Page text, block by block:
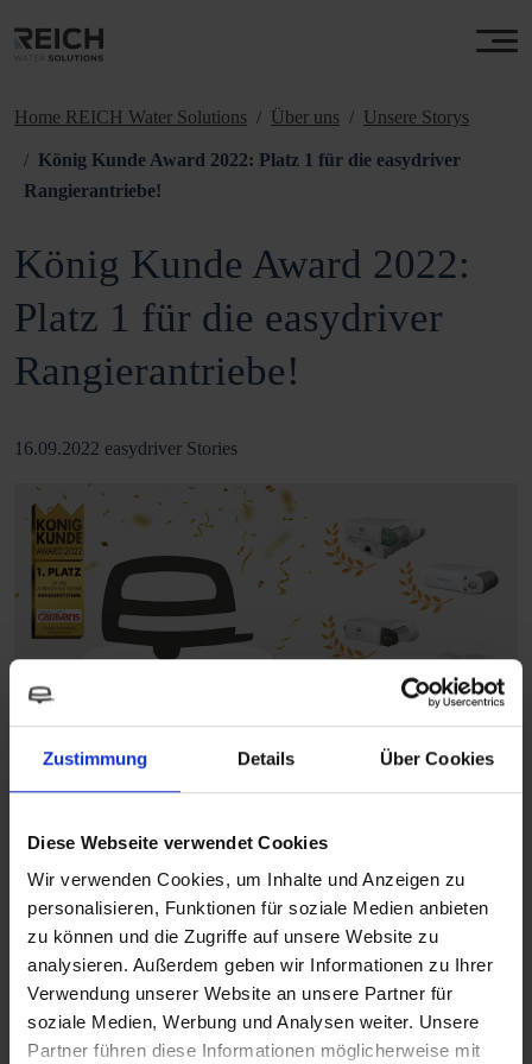
Zustimmung Details Über Cookies
Diese Webseite verwendet Cookies
Wir verwenden Cookies, um Inhalte und Anzeigen zu
personalisieren, Funktionen für soziale Medien anbieten
zu können und die Zugriffe auf unsere Website zu
analysieren. Außerdem geben wir Informationen zu Ihrer
Verwendung unserer Website an unsere Partner für
soziale Medien, Werbung und Analysen weiter. Unsere
Partner führen diese Informationen möglicherweise mit
Home REICH Water Solutions Über uns Unsere Storys
König Kunde Award 2022: Platz 1 für die easydriver
Rangierantriebe!
König Kunde Award 2022:
Platz 1 für die easydriver
Rangierantriebe!
16.09.2022 easydriver Stories
Jahr zur Abstimmung für den beliebten und aussagekräftigen
zu dürfen: Die Marke easydriver überzeugt auf ganzer Linie und
erreicht in derZubehörkategorie „ Rangierantriebe “ Platz 1
Die Rangierantriebe easydriver infinity, easydriver pro, easydriver
active und easydriver basic sind die optimalen Urlaubsbegleiter für
euren mobilen Reisegefährten. Insbesondere wenn es um